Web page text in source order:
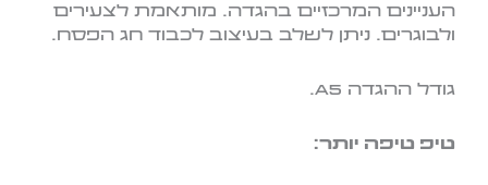
העניינים המרכזיים בהגדה. מותאמת לצעירים
ולבוגרים. ניתן לשלב בעיצוב לכבוד חג הפסח.
גודל ההגדה A5.
טיפ טיפה יותר: